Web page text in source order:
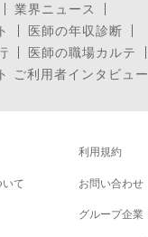
業界ニュース
医師の年収診断
医師の職場カルテ
ご利用者インタビュー
利用規約
て お問い合わせ
グループ企業